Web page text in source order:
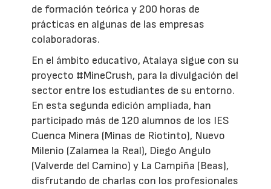
de formación teórica y 200 horas de
prácticas en algunas de las empresas
colaboradoras.
En el ámbito educativo, Atalaya sigue con su
proyecto #MineCrush, para la divulgación del
sector entre los estudiantes de su entorno.
En esta segunda edición ampliada, han
participado más de 120 alumnos de los IES
Cuenca Minera (Minas de Riotinto), Nuevo
Milenio (Zalamea la Real), Diego Angulo
(Valverde del Camino) y La Campiña (Beas),
disfrutando de charlas con los profesionales